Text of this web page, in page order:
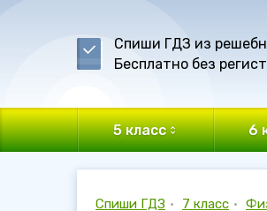
Спиши ГДЗ из
Бесплатно без
5 класс 6
Спиши ГДЗ • 7 класс •